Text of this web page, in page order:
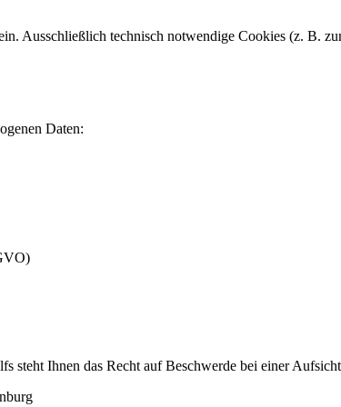
Ausschließlich technisch notwendige Cookies (z. B.
Daten:
steht Ihnen das Recht auf Beschwerde bei einer